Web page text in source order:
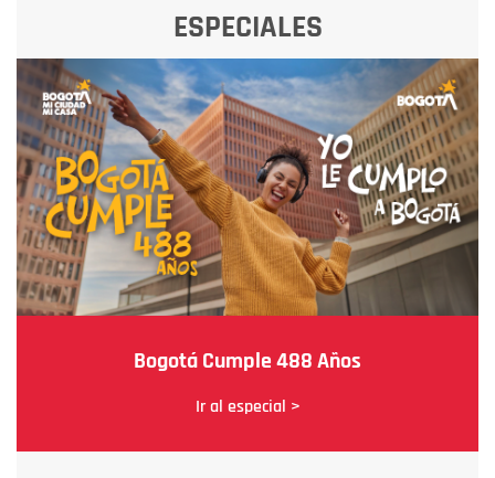
ESPECIALES
Bogotá Cumple 488 Años
Ir al especial >